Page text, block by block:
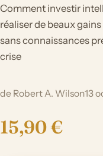
Comment investir
réaliser de beaux
sans connaissances
crise
de Robert A. Wilson13
15,90 €